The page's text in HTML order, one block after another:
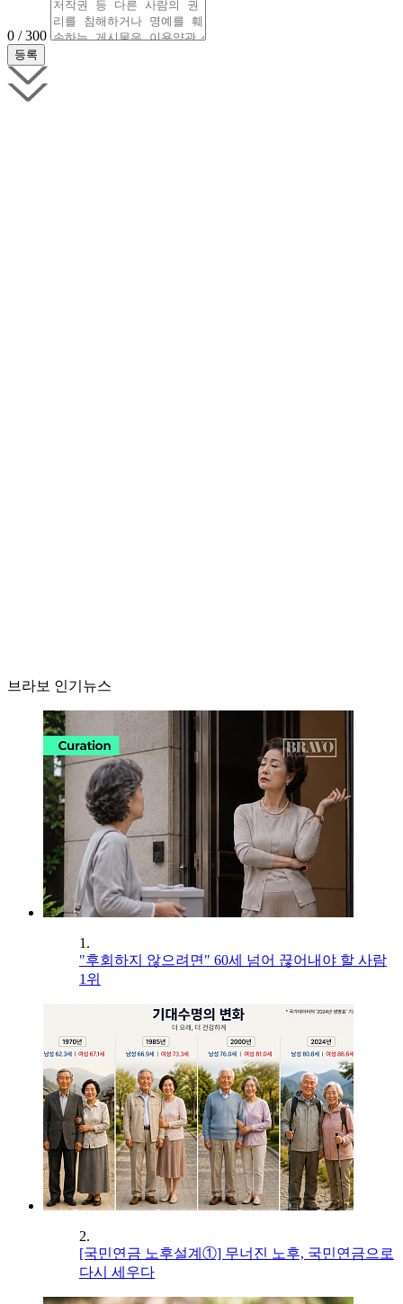
0 / 300
브라보 인기뉴스
1.
"후회하지 않으려면" 60세 넘어 끊어내야 할 사람
1위
2.
[국민연금 노후설계①] 무너진 노후, 국민연금으로
다시 세우다